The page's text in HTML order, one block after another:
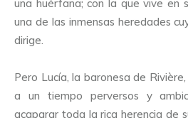
una huérfana; con la que vive en
una de las inmensas heredades
dirige.
Pero Lucía, la baronesa de
a un tiempo perversos y
acaparar toda la rica herencia de